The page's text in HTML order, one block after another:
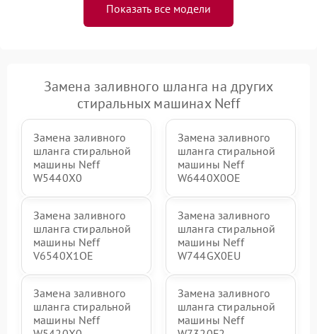
Показать все модели
Замена заливного шланга на других
стиральных машинах Neff
Замена заливного
шланга стиральной
машины Neff
W5440X0
Замена заливного
шланга стиральной
машины Neff
W6440X0OE
Замена заливного
шланга стиральной
машины Neff
V6540X1OE
Замена заливного
шланга стиральной
машины Neff
W744GX0EU
Замена заливного
шланга стиральной
машины Neff
Замена заливного
шланга стиральной
машины Neff